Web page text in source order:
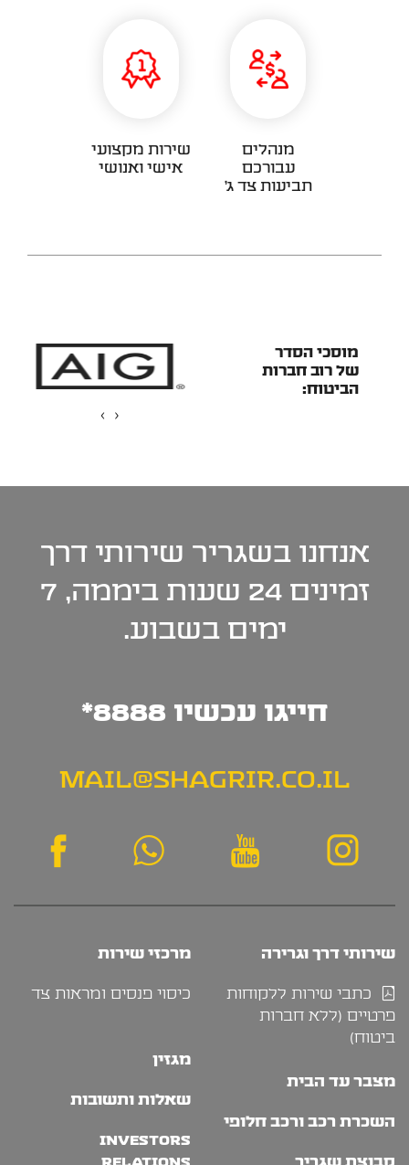
מנהלים
עבורכם
תביעות צד ג'
שירות מקצועי
אישי ואנושי
מוסכי הסדר
של רוב חברות
הביטוח:
‹
›
שירותי דרך וגרירה
כתבי שירות ללקוחות
פרטיים (ללא חברות
ביטוח)
מצבר עד הבית
השכרת רכב ורכב חלופי
מרכזי שירות
כיסוי פנסים ומראות צד
מגזין
שאלות ותשובות
INVESTORS
אנחנו בשגריר שירותי דרך
זמינים 24 שעות
ביממה, 7
ימים בשבוע.
חייגו עכשיו 8888*
MAIL@SHAGRIR.CO.IL